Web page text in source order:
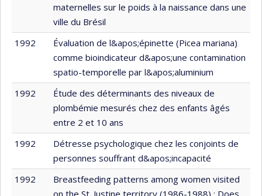
maternelles sur le poids à la naissance dans une
ville du Brésil
1992
Évaluation de l&apos;épinette (Picea mariana)
comme bioindicateur d&apos;une contamination
spatio-temporelle par l&apos;aluminium
1992
Étude des déterminants des niveaux de
plombémie mesurés chez des enfants âgés
entre 2 et 10 ans
1992
Détresse psychologique chez les conjoints de
personnes souffrant d&apos;incapacité
1992
Breastfeeding patterns among women visited
on the St. Justine territory (1986-1988) : Does